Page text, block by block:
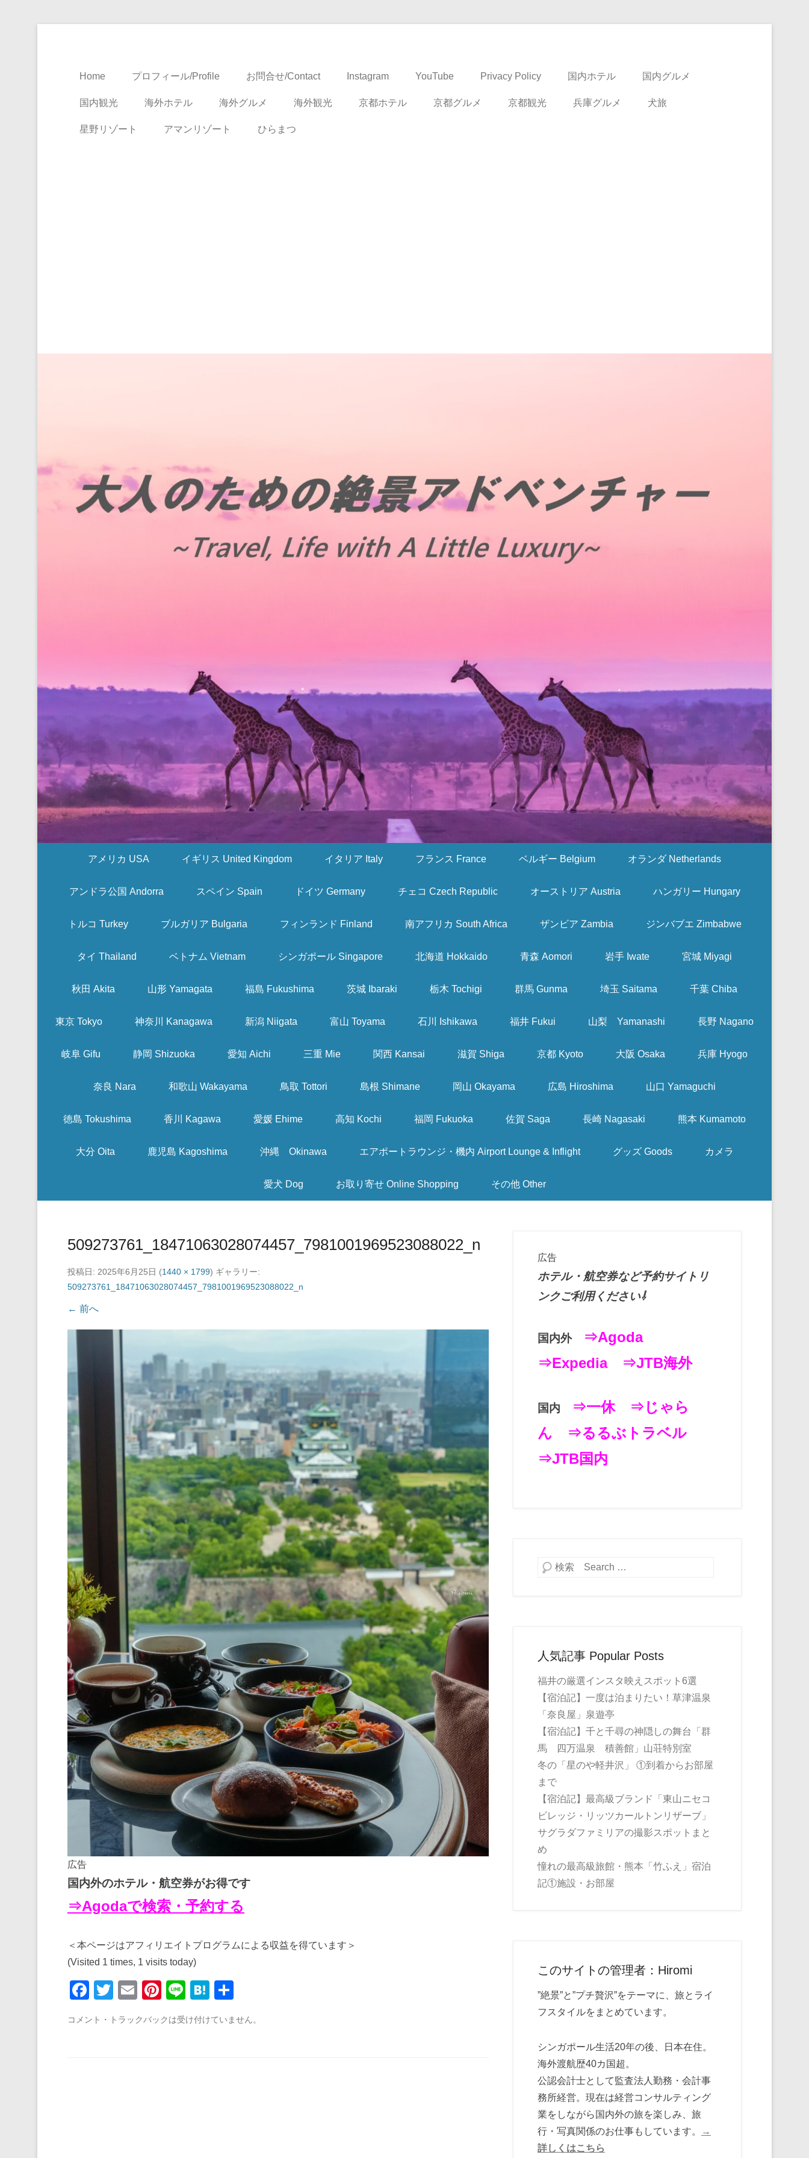
Home プロフィール/Profile お問合せ/Contact Instagram YouTube Privacy Policy 国内ホテル 国内グルメ
国内観光 海外ホテル 海外グルメ 海外観光 京都ホテル 京都グルメ 京都観光 兵庫グルメ 犬旅
星野リゾート アマンリゾート ひらまつ
アメリカ USA イギリス United Kingdom イタリア Italy フランス France ベルギー Belgium オランダ Netherlands
アンドラ公国 Andorra スペイン Spain ドイツ Germany チェコ Czech Republic オーストリア Austria ハンガリー Hungary
トルコ Turkey ブルガリア Bulgaria フィンランド Finland 南アフリカ South Africa ザンビア Zambia ジンバブエ Zimbabwe
タイ Thailand ベトナム Vietnam シンガポール Singapore 北海道 Hokkaido 青森 Aomori 岩手 Iwate 宮城 Miyagi
秋田 Akita 山形 Yamagata 福島 Fukushima 茨城 Ibaraki 栃木 Tochigi 群馬 Gunma 埼玉 Saitama 千葉 Chiba
東京 Tokyo 神奈川 Kanagawa 新潟 Niigata 富山 Toyama 石川 Ishikawa 福井 Fukui 山梨 Yamanashi 長野 Nagano
岐阜 Gifu 静岡 Shizuoka 愛知 Aichi 三重 Mie 関西 Kansai 滋賀 Shiga 京都 Kyoto 大阪 Osaka 兵庫 Hyogo
奈良 Nara 和歌山 Wakayama 鳥取 Tottori 島根 Shimane 岡山 Okayama 広島 Hiroshima 山口 Yamaguchi
徳島 Tokushima 香川 Kagawa 愛媛 Ehime 高知 Kochi 福岡 Fukuoka 佐賀 Saga 長崎 Nagasaki 熊本 Kumamoto
大分 Oita 鹿児島 Kagoshima 沖縄 Okinawa エアポートラウンジ・機内 Airport Lounge & Inflight グッズ Goods カメラ
愛犬 Dog お取り寄せ Online Shopping その他 Other
509273761_18471063028074457_7981001969523088022_n
投稿日: 2025年6月25日 (1440 × 1799) ギャラリー:
509273761_18471063028074457_7981001969523088022_n
← 前へ
広告
国内外のホテル・航空券がお得です
⇒Agodaで検索・予約する
＜本ページはアフィリエイトプログラムによる収益を得ています＞
(Visited 1 times, 1 visits today)
F
c
T
tt
E
ail
Pi
er
Li
e
H
e
コメント・トラックバックは受け付けていません。
広告
ホテル・航空券など予約サイトリ
ンクご利用ください⇩
国内外
⇒Agoda
⇒Expedia
⇒JTB海外
国内 ⇒一休
⇒じゃら
ん
⇒るるぶトラベル
⇒JTB国内
検索
人気記事 Popular Posts
福井の厳選インスタ映えスポット6選
【宿泊記】一度は泊まりたい！草津温泉
「奈良屋」泉遊亭
【宿泊記】千と千尋の神隠しの舞台「群
馬 四万温泉 積善館」山荘特別室
冬の「星のや軽井沢」 ①到着からお部屋
まで
【宿泊記】最高級ブランド「東山ニセコ
ビレッジ・リッツカールトンリザーブ」
サグラダファミリアの撮影スポットまと
め
憧れの最高級旅館・熊本「竹ふえ」宿泊
記①施設・お部屋
このサイトの管理者：Hiromi
”絶景”と”プチ贅沢”をテーマに、旅とライ
フスタイルをまとめています。
シンガポール生活20年の後、日本在住。
海外渡航歴40カ国超。
公認会計士として監査法人勤務・会計事
務所経営。現在は経営コンサルティング
業をしながら国内外の旅を楽しみ、旅
行・写真関係のお仕事もしています。
→
詳しくはこちら